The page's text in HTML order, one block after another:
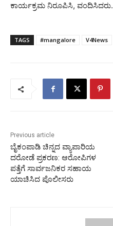
ಕಾರ್ಯಕ್ರಮ ನಿರೂಪಿಸಿ, ವಂದಿಸಿದರು.
TAGS #mangalore V4News
Previous article
ಬೈಕಂಪಾಡಿ ಚಿನ್ನದ ವ್ಯಾಪಾರಿಯ
ದರೋಡೆ ಪ್ರಕರಣ: ಆರೋಪಿಗಳ
ಪತ್ತೆಗೆ ಸಾರ್ವಜನಿಕರ ಸಹಾಯ
ಯಾಚಿಸಿದ ಪೊಲೀಸರು